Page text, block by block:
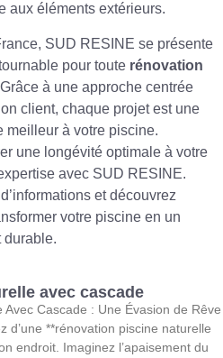
aux éléments extérieurs.
SUD RESINE se présente
pour toute rénovation
à une approche centrée
client, chaque projet est une
meilleur à votre piscine.
une longévité optimale à votre
avec SUD RESINE.
et découvrez
votre piscine en un
durable.
avec cascade
Cascade : Une Évasion de Rêve
d’une **rénovation piscine naturelle
endroit. Imaginez l’apaisement du